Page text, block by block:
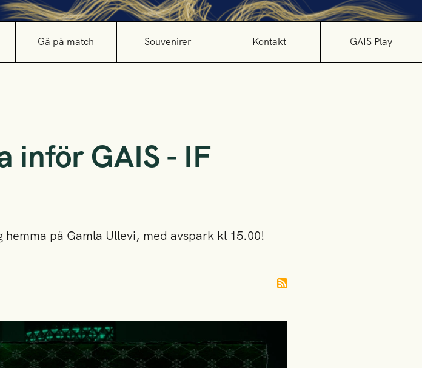
Gå på match Souvenirer Kontakt GAIS Play
inför GAIS - IF
på Gamla Ullevi, med avspark kl 15.00!